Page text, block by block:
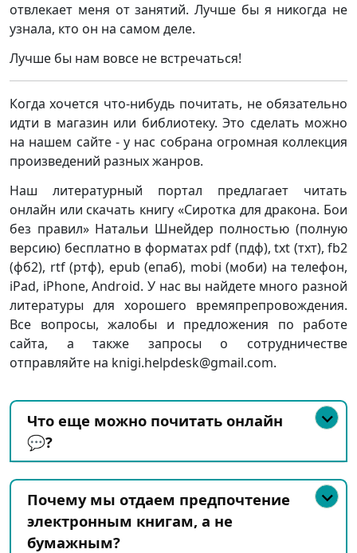
отвлекает меня от занятий. Лучше бы я никогда не
узнала, кто он на самом деле.
Лучше бы нам вовсе не встречаться!
Когда хочется что-нибудь почитать, не обязательно
идти в магазин или библиотеку. Это сделать можно
на нашем сайте - у нас собрана огромная коллекция
произведений разных жанров.
Наш литературный портал предлагает читать
онлайн или скачать книгу «Сиротка для дракона. Бои
без правил» Натальи Шнейдер полностью (полную
версию) бесплатно в форматах pdf (пдф), txt (тхт), fb2
(фб2), rtf (ртф), epub (епаб), mobi (моби) на телефон,
iPad, iPhone, Android. У нас вы найдете много разной
литературы для хорошего времяпрепровождения.
Все вопросы, жалобы и предложения по работе
сайта, а также запросы о сотрудничестве
отправляйте на knigi.helpdesk@gmail.com.
Что еще можно почитать онлайн
💬?
Почему мы отдаем предпочтение
электронным книгам, а не
бумажным?